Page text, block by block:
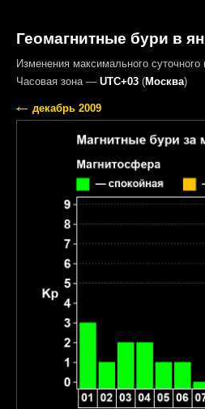
Геомагнитные бури в
Изменения максимального суточного
Часовая зона — UTC+03(Москва)
декабрь 2009